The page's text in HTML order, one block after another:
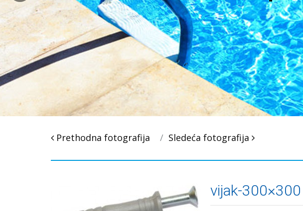
Post
Prethodna fotografija Sledeća fotografija
vijak-300×300